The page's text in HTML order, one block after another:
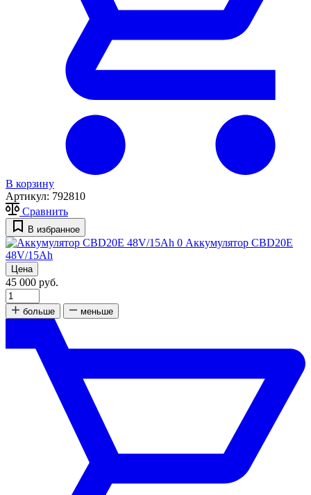
В корзину
Артикул: 792810
Сравнить
В избранное
0 Аккумулятор CBD20E
48V/15Ah
Цена
45 000 руб.
больше меньше